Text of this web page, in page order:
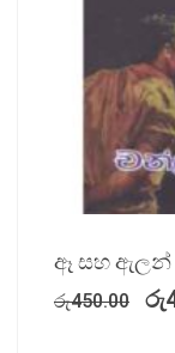
ඈ සහ ඇලන්
රු450.00 රු